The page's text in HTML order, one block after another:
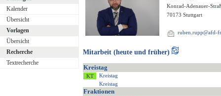
Kalender
Übersicht
Vorlagen
Übersicht
Recherche
Textrecherche
Konrad-Adenauer-
70173 Stuttgart
ruben.rupp@afd-
Mitarbeit (heute und früher)
Kreistag
Kreistag
Kreistag
Fraktionen